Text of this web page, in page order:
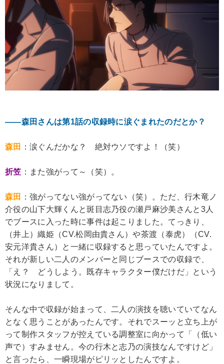
――森田さんは第1話の収録時に涙ぐまれたのだとか？
森田 ：涙ぐんだかな？ 絶対ウソですよ！（笑）
折笠 ：また強がって～（笑）。
森田
：強がってない強がってない（笑）。ただ、行木竜ノ
介役の山下大輝くんと斑目志乃役の瀬戸麻沙美さんと3人
でブースに入った時に事件は起こりました。てっきり、
（井上）織姫（CV.松岡由貴さん）や茶渡（泰虎）（CV.
安元洋貴さん）と一緒に収録すると思っていたんですよ。
それが新しい二人のメンバーと同じブースでの収録で、
「え？ どうしよう。既存キャラクター僕だけだ」という
状況になりまして。
そんな中で収録が始まって、二人の演技を聴いていてなん
となく思うことがあったんです。それでスーッと立ち上が
って制作スタッフが控えている調整室に向かって「（低い
声で）すみません。今の行木と志乃の演技なんですけど」
と言ったら、一瞬現場がピリッとしたんですよ。